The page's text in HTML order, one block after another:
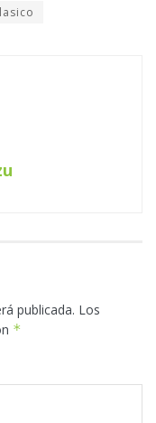
publicada. Los
*